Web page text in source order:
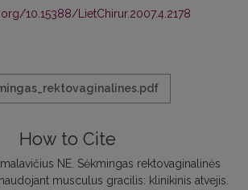
10.15388/LietChirur.2007.4.2178
How to Cite
NE. Sėkmingas rektovaginalinės
musculus gracilis: klinikinis atvejis.